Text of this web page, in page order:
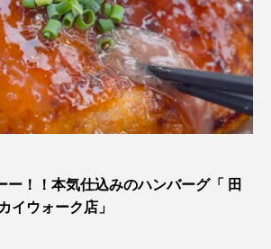
ー！！本気仕込みのハンバーグ「 田
イウォーク店」